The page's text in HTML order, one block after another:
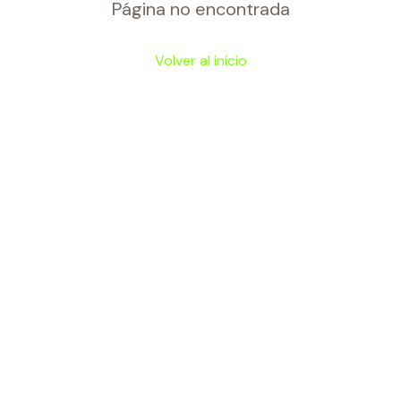
Página no encontrada
Volver al inicio